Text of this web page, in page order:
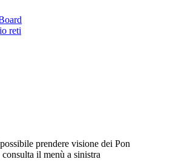
reti
prendere visione dei Pon
il menù a sinistra